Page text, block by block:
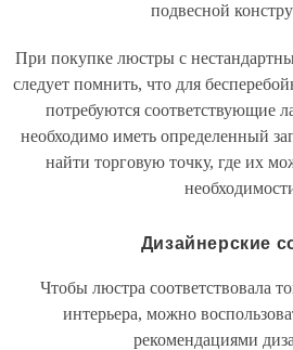
подвесной
При покупке люстры с
следует помнить, что для
потребуются соответствующие
необходимо иметь определенный
найти торговую точку, где их
Дизайнерские
Чтобы люстра соответствовала
интерьера, можно
рекомендациями